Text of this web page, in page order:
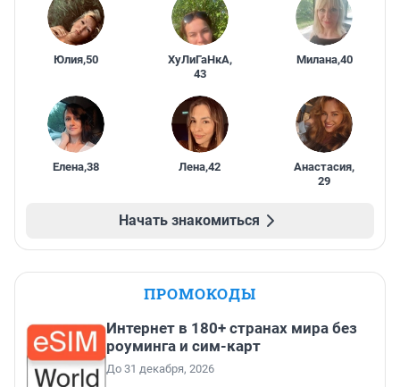
Юлия,50 ХуЛиГаНкА,
43
Милана,40
Елена,38 Лена,42 Анастасия,
29
Начать знакомиться
ПРОМОКОДЫ
Интернет в 180+ странах мира без
роуминга и сим-карт
До 31 декабря, 2026